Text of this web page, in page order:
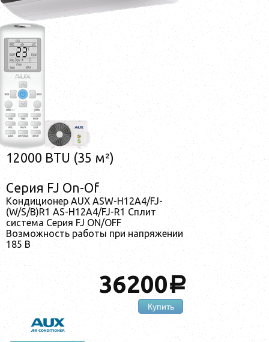
12000 BTU (35 м²)
Серия FJ On-Of
Кондиционер AUX ASW-H12A4/FJ-
(W/S/B)R1 AS-H12A4/FJ-R1 Сплит
система Серия FJ ON/OFF
Возможность работы при напряжении
185 В
36200a
Купить